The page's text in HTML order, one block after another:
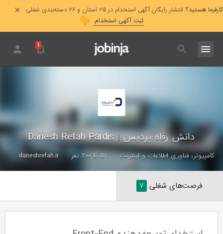
کارفرما هستید؟ انتشار رایگان آگهی استخدام در ۲۵ استان و ۲۶ دسته‌بندی شغلی
ثبت آگهی استخدام
۱
دانش رفاه پردیس|
Danesh Refah Pardis
کامپیوتر، فناوری اطلاعات و اینترنت ۵۱ تا ۲۰۰ نفر daneshrefah.ir
فرصت‌های شغلی ۷